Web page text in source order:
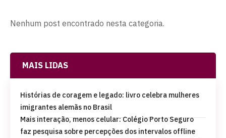
Nenhum post encontrado nesta categoria.
MAIS LIDAS
Histórias de coragem e legado: livro celebra mulheres
imigrantes alemãs no Brasil
Mais interação, menos celular: Colégio Porto Seguro
faz pesquisa sobre percepções dos intervalos offline